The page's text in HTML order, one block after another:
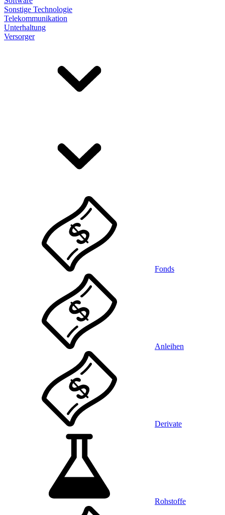
Sonstige Technologie
Telekommunikation
Unterhaltung
Versorger
Fonds
Anleihen
Derivate
Rohstoffe